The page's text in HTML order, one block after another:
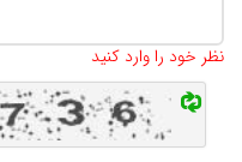
نظر خود را وارد کنید